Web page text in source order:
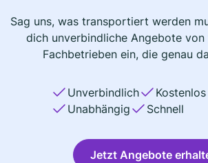
Sag uns, was transportiert werden
dich unverbindliche Angebote von
Fachbetrieben ein, die genau
Unverbindlich
Kostenlos
Unabhängig
Schnell
Jetzt Angebote